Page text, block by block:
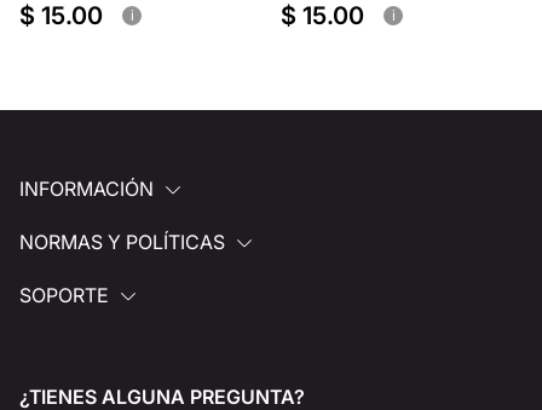
$ 15.00 i $ 15.00 i
INFORMACIÓN
NORMAS Y POLÍTICAS
SOPORTE
¿TIENES ALGUNA PREGUNTA?